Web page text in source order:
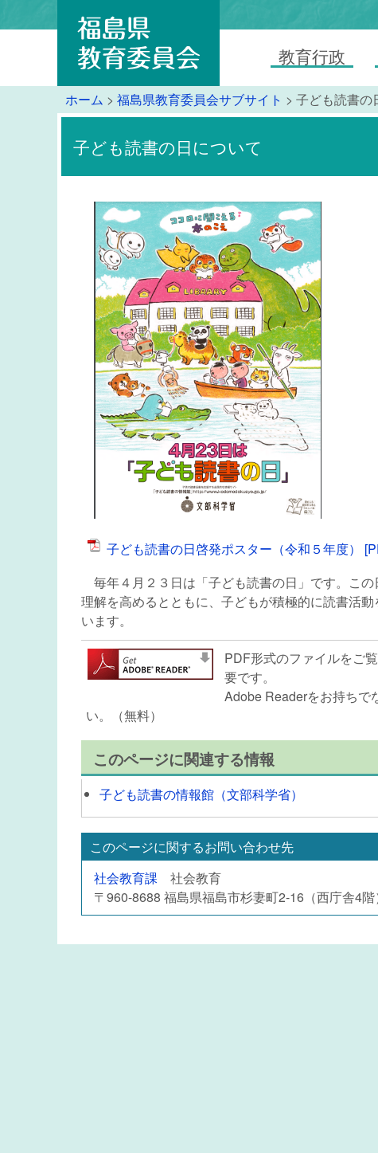
教育行政
ホーム > 福島県教育委員会サブサイト > 子ども読書の
子ども読書の日について
子ども読書の日啓発ポスター（令和５年度）
毎年４月２３日は「子ども読書の日」です。こ
理解を高めるとともに、子どもが積極的に読書活
います。
PDF形式のファイルをご
要です。
Adobe Readerをお持ちで
い。（無料）
このページに関連する情報
子ども読書の情報館（文部科学省）
このページに関するお問い合わせ先
社会教育課 社会教育
〒960-8688 福島県福島市杉妻町2-16（西庁舎